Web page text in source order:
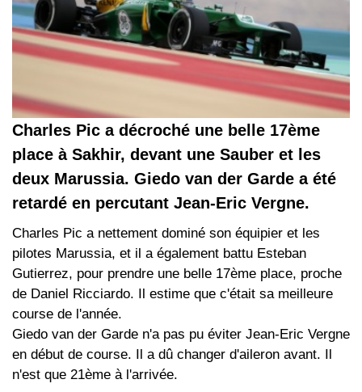
Charles Pic a décroché une belle 17ème
place à Sakhir, devant une Sauber et les
deux Marussia. Giedo van der Garde a été
retardé en percutant Jean-Eric Vergne.
Charles Pic a nettement dominé son équipier et les
pilotes Marussia, et il a également battu Esteban
Gutierrez, pour prendre une belle 17ème place, proche
de Daniel Ricciardo. Il estime que c'était sa meilleure
course de l'année.
Giedo van der Garde n'a pas pu éviter Jean-Eric Vergne
en début de course. Il a dû changer d'aileron avant. Il
n'est que 21ème à l'arrivée.